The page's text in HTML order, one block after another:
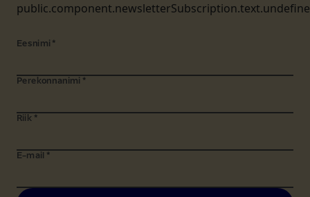
Eesnimi *
Perekonnanimi *
Riik *
E-mail *